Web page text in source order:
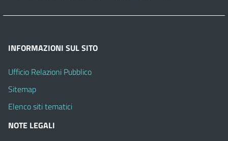
INFORMAZIONI SUL SITO
Ufficio Relazioni Pubblico
Sitemap
Elenco siti tematici
NOTE LEGALI